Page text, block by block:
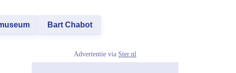
Bart Chabot
Advertentie via Ster.nl